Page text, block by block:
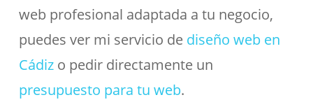
web profesional adaptada a tu negocio,
puedes ver mi servicio de diseño web en
Cádizo pedir directamente un
presupuesto para tu web.